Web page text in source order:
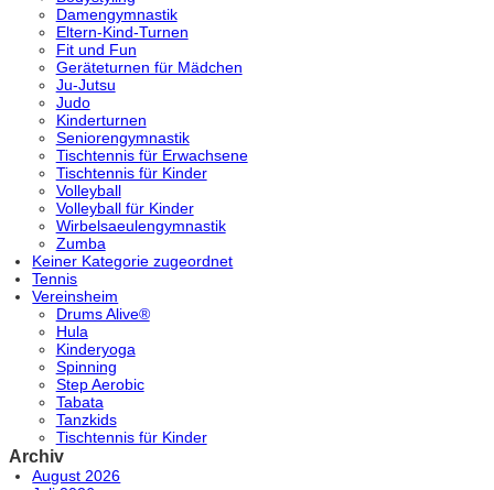
Damengymnastik
Eltern-Kind-Turnen
Fit und Fun
Geräteturnen für Mädchen
Ju-Jutsu
Judo
Kinderturnen
Seniorengymnastik
Tischtennis für Erwachsene
Tischtennis für Kinder
Volleyball
Volleyball für Kinder
Wirbelsaeulengymnastik
Zumba
Keiner Kategorie zugeordnet
Tennis
Vereinsheim
Drums Alive®
Hula
Kinderyoga
Spinning
Step Aerobic
Tabata
Tanzkids
Tischtennis für Kinder
Archiv
August 2026